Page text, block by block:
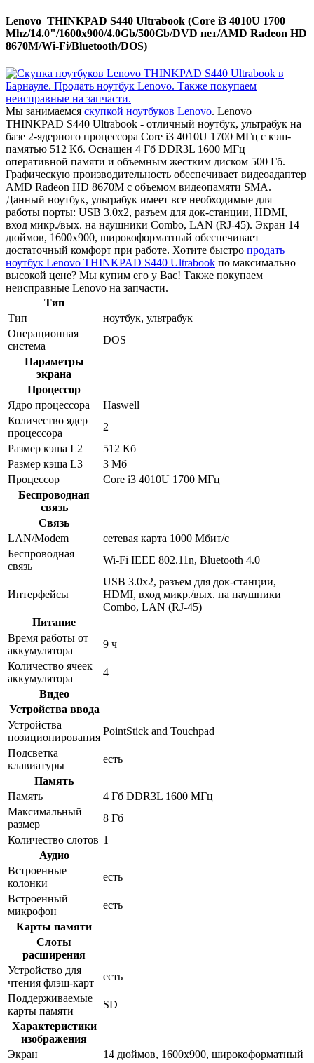
Lenovo THINKPAD S440 Ultrabook (Core i3 4010U 1700
Mhz/14.0"/1600x900/4.0Gb/500Gb/DVD нет/AMD Radeon HD
8670M/Wi-Fi/Bluetooth/DOS)
Мы занимаемся скупкой ноутбуков Lenovo. Lenovo
THINKPAD S440 Ultrabook - отличный ноутбук, ультрабук на
базе 2-ядерного процессора Core i3 4010U 1700 МГц с кэш-
памятью 512 Кб. Оснащен 4 Гб DDR3L 1600 МГц
оперативной памяти и объемным жестким диском 500 Гб.
Графическую производительность обеспечивает видеоадаптер
AMD Radeon HD 8670M с объемом видеопамяти SMA.
Данный ноутбук, ультрабук имеет все необходимые для
работы порты: USB 3.0x2, разъем для док-станции, HDMI,
вход микр./вых. на наушники Combo, LAN (RJ-45). Экран 14
дюймов, 1600x900, широкоформатный обеспечивает
достаточный комфорт при работе. Хотите быстро продать
ноутбук Lenovo THINKPAD S440 Ultrabook по максимально
высокой цене? Мы купим его у Вас! Также покупаем
неисправные Lenovo на запчасти.
Тип
Тип
ноутбук, ультрабук
Операционная
система
DOS
Параметры
экрана
Процессор
Ядро процессора
Haswell
Количество ядер
процессора
2
Размер кэша L2
512 Кб
Размер кэша L3
3 Мб
Процессор
Core i3 4010U 1700 МГц
Беспроводная
связь
Связь
LAN/Modem
сетевая карта 1000 Мбит/c
Беспроводная
связь
Wi-Fi IEEE 802.11n, Bluetooth 4.0
Интерфейсы
USB 3.0x2, разъем для док-станции,
HDMI, вход микр./вых. на наушники
Combo, LAN (RJ-45)
Питание
Время работы от
аккумулятора
9 ч
Количество ячеек
аккумулятора
4
Видео
Устройства ввода
Устройства
позиционирования
PointStick and Touchpad
Подсветка
клавиатуры
есть
Память
Память
4 Гб DDR3L 1600 МГц
Максимальный
размер
8 Гб
Количество слотов 1
Аудио
Встроенные
колонки
есть
Встроенный
микрофон
есть
Карты памяти
Слоты
расширения
Устройство для
чтения флэш-карт
есть
Поддерживаемые
карты памяти
SD
Характеристики
изображения
Экран
14 дюймов, 1600x900, широкоформатный